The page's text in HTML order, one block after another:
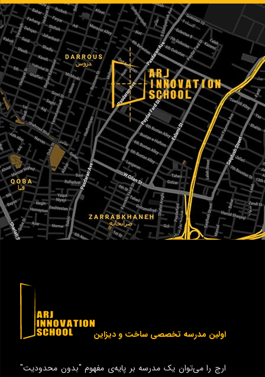
اولین مدرسه تخصصی ساخت و دیزاین
ارج را می‌توان یک مدرسه بر پایه‌ی مفهوم "بدون محدودیت"